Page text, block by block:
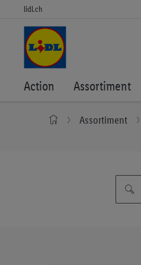
lidl.ch
Action Assortiment
Assortiment